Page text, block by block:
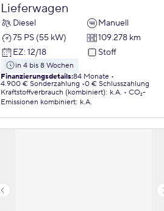
Lieferwagen
Diesel
Manuell
75 PS (55 kW)
109.278 km
EZ: 12/18 Stoff
in 4 bis 8 Wochen
Finanzierungsdetails:84 Monate
4.900 € Sonderzahlung 0 € Schlusszahlung
Kraftstoffverbrauch (kombiniert): k.A.
CO₂-
Emissionen kombiniert: k.A.